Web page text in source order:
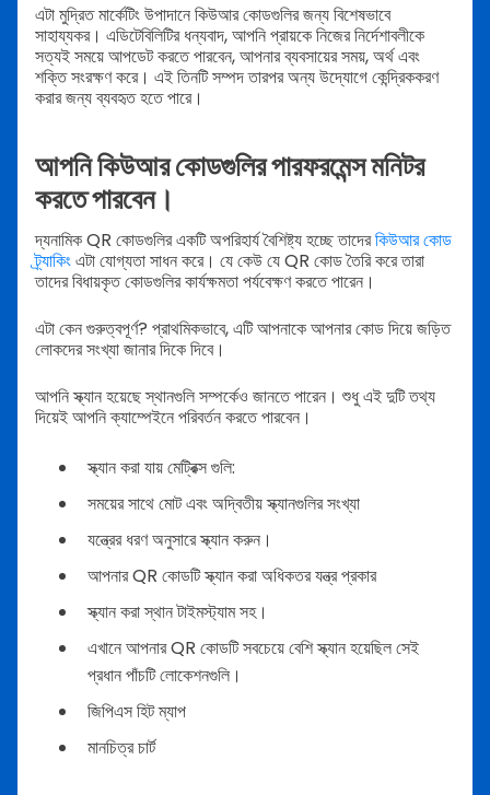
এটা মুদ্রিত মার্কেটিং উপাদানে কিউআর কোডগুলির জন্য বিশেষভাবে
সাহায্যকর। এডিটেবিলিটির ধন্যবাদ, আপনি প্রায়কে নিজের নির্দেশাবলীকে
সত্যই সময়ে আপডেট করতে পারবেন, আপনার ব্যবসায়ের সময়, অর্থ এবং
শক্তি সংরক্ষণ করে। এই তিনটি সম্পদ তারপর অন্য উদ্যোগে কেন্দ্রিককরণ
করার জন্য ব্যবহৃত হতে পারে।
আপনি কিউআর কোডগুলির পারফরমেন্স মনিটর
করতে পারবেন।
দ্যনামিক QR কোডগুলির একটি অপরিহার্য বৈশিষ্ট্য হচ্ছে তাদেরকিউআর কোড
ট্র্যাকিংএটা যোগ্যতা সাধন করে। যে কেউ যে QR কোড তৈরি করে তারা
তাদের বিধায়কৃত কোডগুলির কার্যক্ষমতা পর্যবেক্ষণ করতে পারেন।
এটা কেন গুরুত্বপূর্ণ? প্রাথমিকভাবে, এটি আপনাকে আপনার কোড দিয়ে জড়িত
লোকদের সংখ্যা জানার দিকে দিবে।
আপনি স্ক্যান হয়েছে স্থানগুলি সম্পর্কেও জানতে পারেন। শুধু এই দুটি তথ্য
দিয়েই আপনি ক্যাম্পেইনে পরিবর্তন করতে পারবেন।
স্ক্যান করা যায় মেট্রিক্স গুলি:
সময়ের সাথে মোট এবং অদ্বিতীয় স্ক্যানগুলির সংখ্যা
যন্ত্রের ধরণ অনুসারে স্ক্যান করুন।
আপনার QR কোডটি স্ক্যান করা অধিকতর যন্ত্র প্রকার
স্ক্যান করা স্থান টাইমস্ট্যাম সহ।
এখানে আপনার QR কোডটি সবচেয়ে বেশি স্ক্যান হয়েছিল সেই
প্রধান পাঁচটি লোকেশনগুলি।
জিপিএস হিট ম্যাপ
মানচিত্র চার্ট